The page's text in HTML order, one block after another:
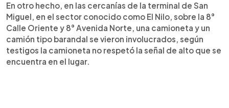
En otro hecho, en las cercanías de la terminal de San
Miguel, en el sector conocido como El Nilo, sobre la 8°
Calle Oriente y 8° Avenida Norte, una camioneta y un
camión tipo barandal se vieron involucrados, según
testigos la camioneta no respetó la señal de alto que se
encuentra en el lugar.